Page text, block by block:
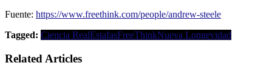
Fuente: https://www.freethink.com/people/andrew-steele
Tagged: Ciencia RealEstafasFreeThinkNueva Longevidad
Related Articles